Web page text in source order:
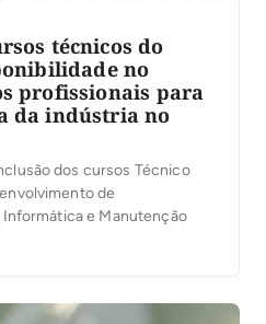
técnicos do
no
profissionais para
da indústria no
dos cursos Técnico
de
e Manutenção